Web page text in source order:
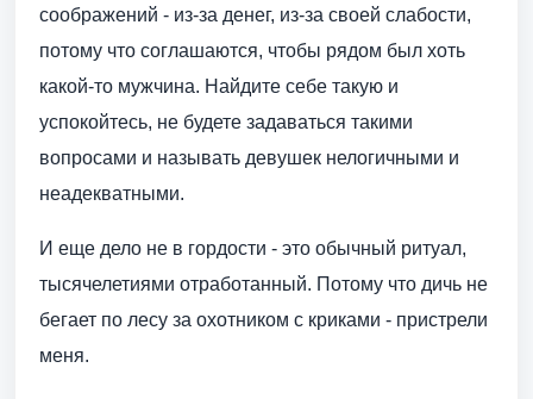
соображений - из-за денег, из-за своей слабости,
потому что соглашаются, чтобы рядом был хоть
какой-то мужчина. Найдите себе такую и
успокойтесь, не будете задаваться такими
вопросами и называть девушек нелогичными и
неадекватными.
И еще дело не в гордости - это обычный ритуал,
тысячелетиями отработанный. Потому что дичь не
бегает по лесу за охотником с криками - пристрели
меня.